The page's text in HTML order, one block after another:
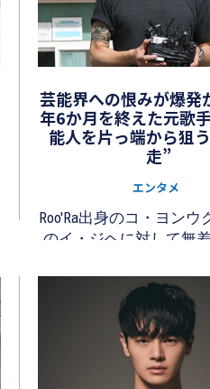
芸能界への恨みが爆
年6か月を終えた元歌
能人を片っ端から狙
走”
エンタメ
Roo'Ra出身のコ・ヨンウ
のイ・ジヘに対して無差